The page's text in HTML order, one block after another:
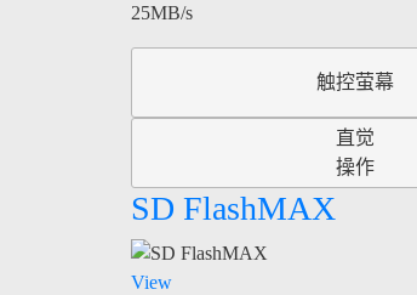
25MB/s
触控萤幕
直觉
操作
SD FlashMAX
View